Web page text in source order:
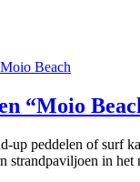
“Moio
up peddelen of surf
strandpaviljoen in het